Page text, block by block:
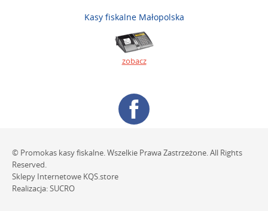
Kasy fiskalne Małopolska
zobacz
© Promokas kasy fiskalne. Wszelkie Prawa Zastrzeżone. All Rights
Reserved.
Sklepy Internetowe KQS.store
Realizacja:SUCRO